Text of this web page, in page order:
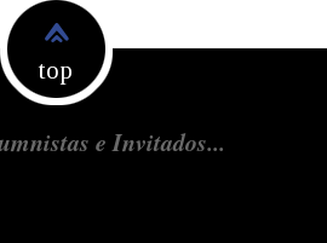
top
e Invitados...